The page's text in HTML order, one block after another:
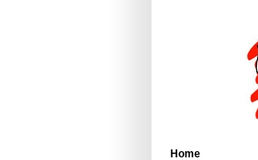
Home